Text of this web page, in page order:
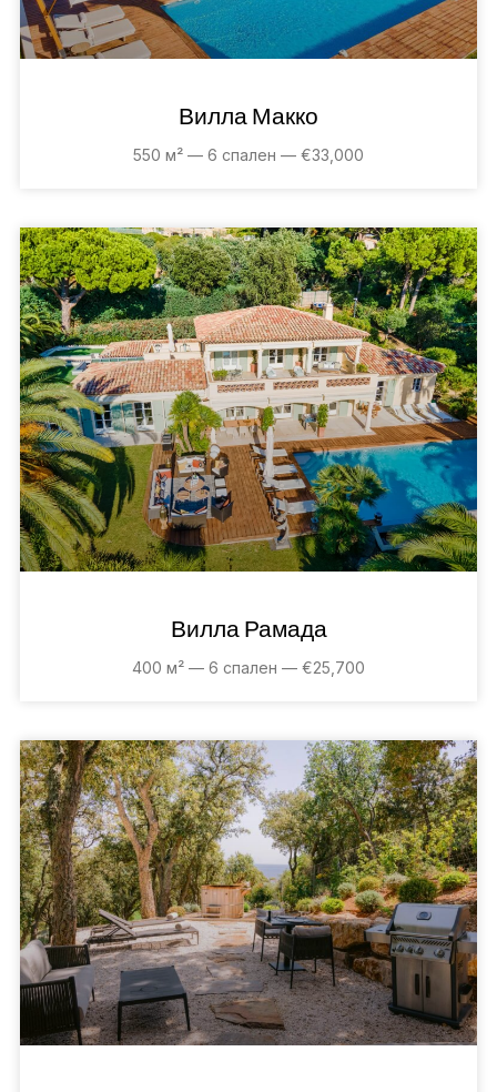
Вилла Макко
550 м² — 6 спален — €33,000
Вилла Рамада
400 м² — 6 спален — €25,700